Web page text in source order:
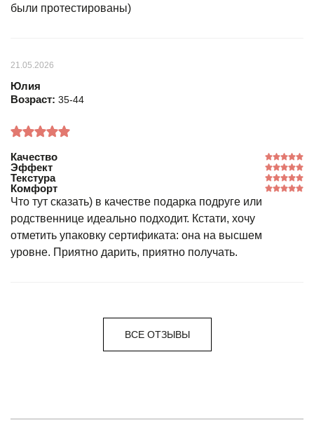
были протестированы)
21.05.2026
Юлия
Возраст: 35-44
Качество
Эффект
Текстура
Комфорт
Что тут сказать) в качестве подарка подруге или
родственнице идеально подходит. Кстати, хочу
отметить упаковку сертификата: она на высшем
уровне. Приятно дарить, приятно получать.
ВСЕ ОТЗЫВЫ